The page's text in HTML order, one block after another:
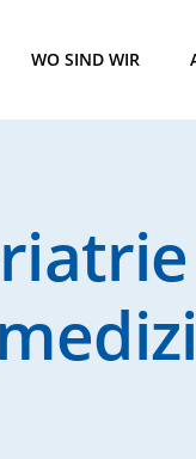
WO SIND WIR